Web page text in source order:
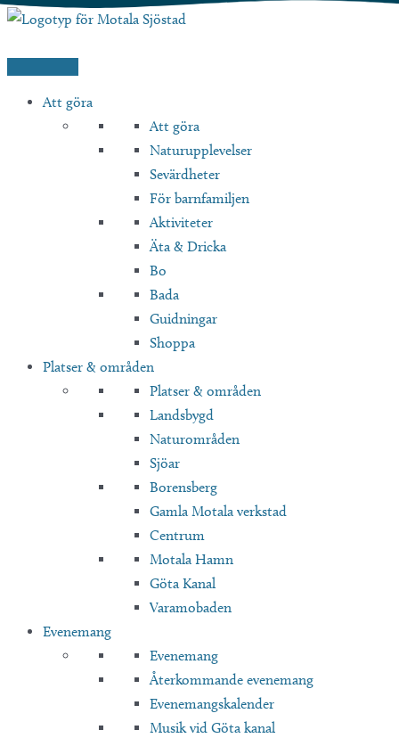
Hoppa
Att göra
Att göra
Naturupplevelser
Sevärdheter
För barnfamiljen
Aktiviteter
Äta & Dricka
Bo
Bada
Guidningar
Shoppa
Platser & områden
Platser & områden
Landsbygd
Naturområden
Sjöar
Borensberg
Gamla Motala verkstad
Centrum
Motala Hamn
Göta Kanal
Varamobaden
Evenemang
Evenemang
Återkommande evenemang
Evenemangskalender
Musik vid Göta kanal